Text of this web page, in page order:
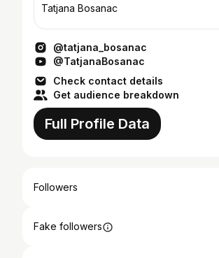
Tatjana Bosanac
@tatjana_bosanac
@TatjanaBosanac
Check contact details
Get audience breakdown
Full Profile Data
Followers
Fake followers